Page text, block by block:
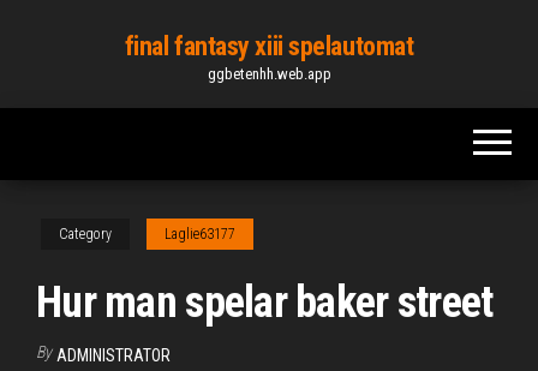
content
final fantasy xiii spelautomat
ggbetenhh.web.app
Category Laglie63177
Hur man spelar baker street
By ADMINISTRATOR